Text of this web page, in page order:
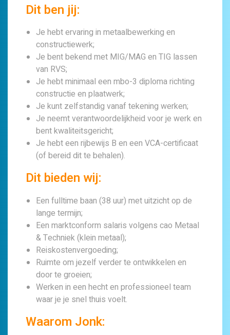
Dit ben jij:
Je hebt ervaring in metaalbewerking en
constructiewerk;
Je bent bekend met MIG/MAG en TIG lassen
van RVS;
Je hebt minimaal een mbo-3 diploma richting
constructie en plaatwerk;
Je kunt zelfstandig vanaf tekening werken;
Je neemt verantwoordelijkheid voor je werk en
bent kwaliteitsgericht;
Je hebt een rijbewijs B en een VCA-certificaat
(of bereid dit te behalen).
Dit bieden wij:
Een fulltime baan (38 uur) met uitzicht op de
lange termijn;
Een marktconform salaris volgens cao Metaal
& Techniek (klein metaal);
Reiskostenvergoeding;
Ruimte om jezelf verder te ontwikkelen en
door te groeien;
Werken in een hecht en professioneel team
waar je je snel thuis voelt.
Waarom Jonk: